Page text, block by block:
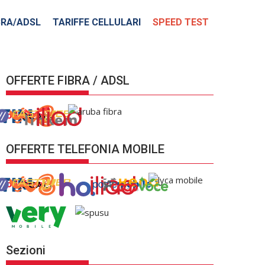
ADSL TARIFFE CELLULARI SPEED TEST
OFFERTE FIBRA / ADSL
OFFERTE TELEFONIA MOBILE
Sezioni